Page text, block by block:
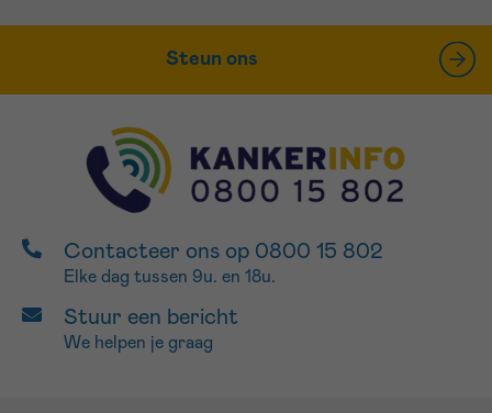
Steun ons
Contacteer ons op 0800 15 802
Elke dag tussen 9u. en 18u.
Stuur een bericht
We helpen je graag